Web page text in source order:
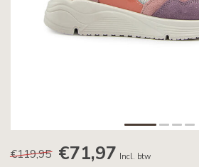
€119,95 €71,97 Incl. btw